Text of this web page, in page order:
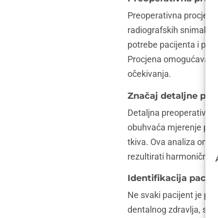
Preoperativna
radiografskih
potrebe pacijenta i
Procjena omogućava
očekivanja.
Značaj detaljne
Detaljna
obuhvaća mjerenje
tkiva. Ova analiza
rezultirati
Identifikacija
Ne svaki pacijent je
dentalnog zdravlja,